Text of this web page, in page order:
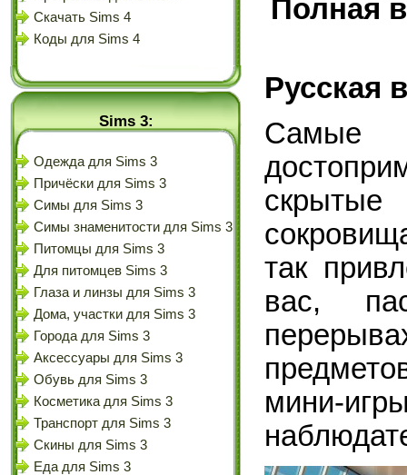
Скачать Sims 4
Коды для Sims 4
Sims 3:
Одежда для Sims 3
Причёски для Sims 3
Симы для Sims 3
Симы знаменитости для Sims 3
Питомцы для Sims 3
Для питомцев Sims 3
Глаза и линзы для Sims 3
Дома, участки для Sims 3
Города для Sims 3
Аксессуары для Sims 3
Обувь для Sims 3
Косметика для Sims 3
Транспорт для Sims 3
Скины для Sims 3
Еда для Sims 3
Полная
Русская
так
вас,
мини-